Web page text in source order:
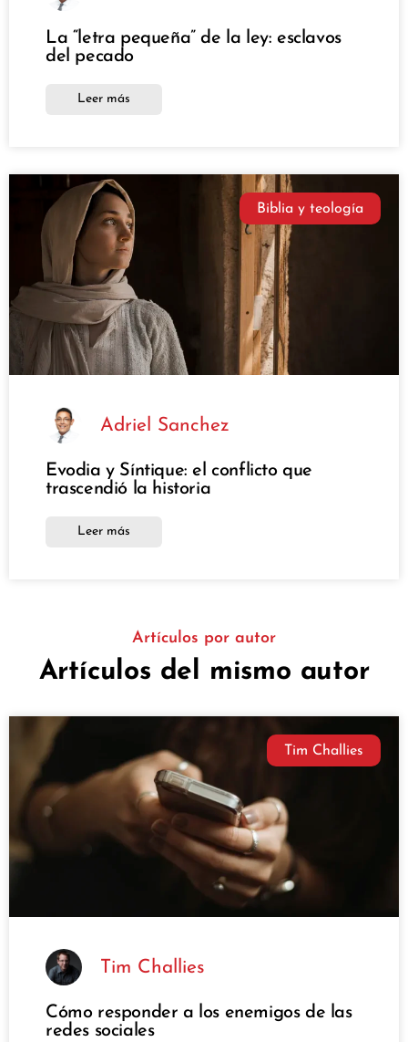
La “letra pequeña” de la ley: esclavos
del pecado
Leer más
Biblia y teología
Adriel Sanchez
Evodia y Síntique: el conflicto que
trascendió la historia
Leer más
Artículos por autor
Artículos del mismo autor
Tim Challies
Tim Challies
Cómo responder a los enemigos de las
redes sociales